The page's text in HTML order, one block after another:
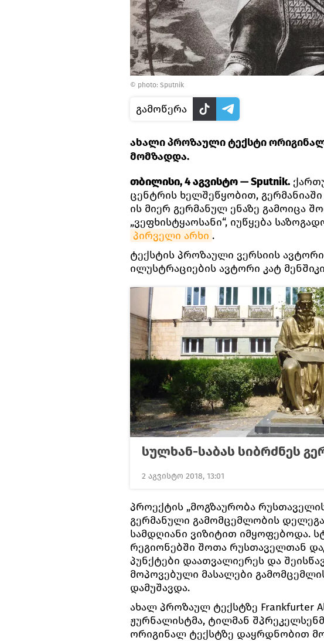
© photo: Sputnik
გამოწერა
ახალი პროზაული ტექსტი
მომზადდა.
თბილისი, 4 აგვისტო — Sputnik.
ცენტრის ხელშეწყობით,
ის მიერ გერმანულ ენაზე გამოიცა
„ვეფხისტყაოსანი“, იუწყება
პირველი არხი .
ტექსტის პროზაული ვერსიის
ილუსტრაციების ავტორი კატ
სულხან-საბას სიბრძნეს
2 აგვისტო 2018, 13:01
პროექტის „მოგზაურობა
გერმანული გამომცემლობის
სამდღიანი ვიზიტით იმყოფებოდა.
რეგიონებში შოთა რუსთაველთან
პუნქტები დაათვალიერეს და
მოპოვებული მასალები
დამუშავდა.
ახალ პროზაულ ტექსტზე Frankfurter
ჟურნალისტმა, ტილმან
ორიგინალ ტექსტზე დაყრდნობით